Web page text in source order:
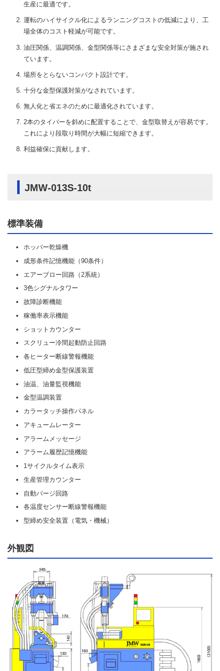
生産に最適です。
運転のハイサイクル化によるランニングコストの低減により、工
場全体のコスト軽減が可能です。
油圧関係、温調関係、金型関係等にさまざまな安全対策が施され
ています。
場所をとらないコンパクト設計です。
十分な金型保護対策がなされています。
無人化と省エネのために最適化されています。
2本のタイバーを斜めに配置することで、金型取替えが容易です。
これにより段取り時間が大幅に短縮できます。
利益確保に貢献します。
JMW-013S-10t
標準装備
ホッパー乾燥機
成形条件記憶機能（90条件）
エアーブロー回路（2系統）
3色シグナルタワー
故障診断機能
稼働率表示機能
ショットカウンター
スクリュー冷間起動防止回路
各ヒーター断線警報機能
低圧型締め金型保護装置
油温、油量監視機能
金型温調装置
カラータッチ操作パネル
アキュームレーター
アラームメッセージ
アラーム履歴記憶機能
1サイクルタイム表示
生産管理カウンター
自動パージ回路
各温度センサー断線警報機能
型締め安全装置（電気・機械）
外観図